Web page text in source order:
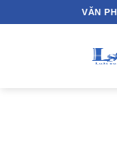
to
VĂN